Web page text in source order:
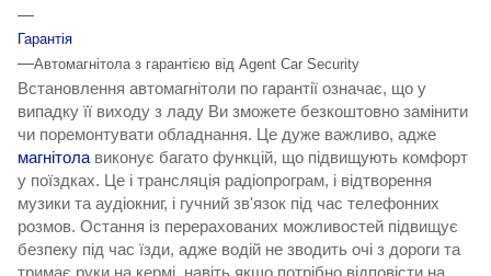
—
Гарантія
—Автомагнітола з гарантією від Agent Car Security
Встановлення автомагнітоли по гарантії означає, що у
випадку її виходу з ладу Ви зможете безкоштовно замінити
чи поремонтувати обладнання. Це дуже важливо, адже
магнітола виконує багато функцій, що підвищують комфорт
у поїздках. Це і трансляція радіопрограм, і відтворення
музики та аудіокниг, і гучний зв'язок під час телефонних
розмов. Остання із перерахованих можливостей підвищує
безпеку під час їзди, адже водій не зводить очі з дороги та
тримає руки на кермі, навіть якщо потрібно відповісти на